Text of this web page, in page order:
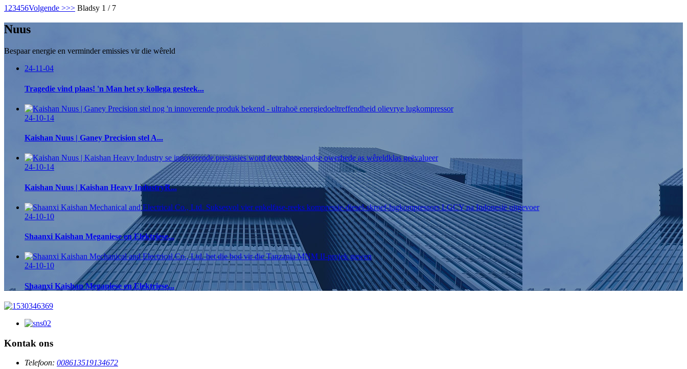
1 23456Volgende >>> Bladsy 1 / 7
Nuus
Bespaar energie en verminder emissies vir die wêreld
24-11-04
Tragedie vind plaas! 'n Man het sy kollega gesteek...
24-10-14
Kaishan Nuus | Ganey Precision stel A...
24-10-14
Kaishan Nuus | Kaishan Heavy IndustryR...
24-10-10
Shaanxi Kaishan Meganiese en Elektriese...
24-10-10
Shaanxi Kaishan Meganiese en Elektriese...
Kontak ons
Telefoon: 008613519134672